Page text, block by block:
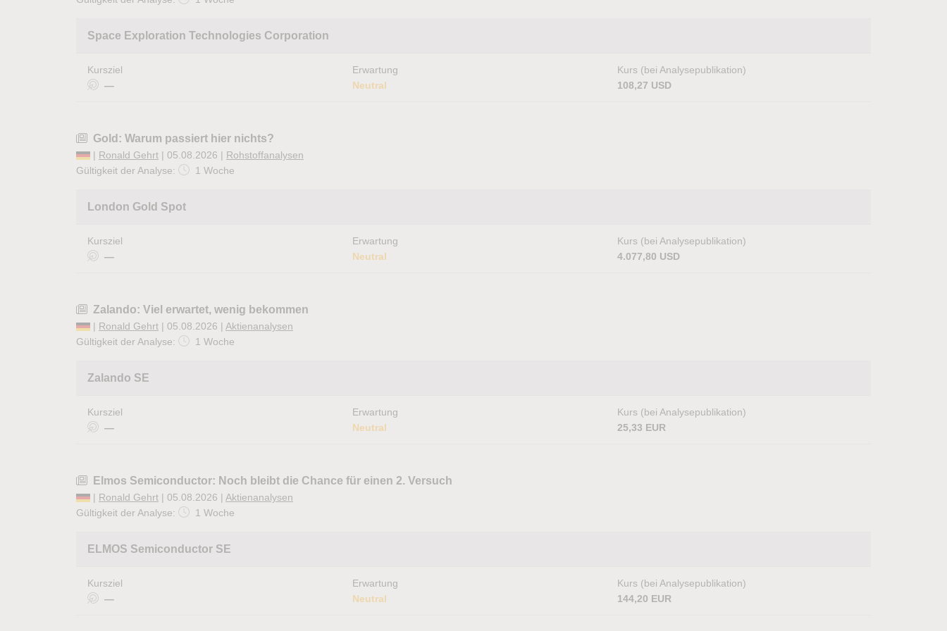
Space Exploration Technologies Corporation
Kursziel
—
Erwartung
Neutral
Kurs (bei Analysepublikation)
108,27 USD
Gold: Warum passiert hier nichts?
| Ronald Gehrt | 05.08.2026 | Rohstoffanalysen
Gültigkeit der Analyse:
1 Woche
London Gold Spot
Kursziel
—
Erwartung
Neutral
Kurs (bei Analysepublikation)
4.077,80 USD
Zalando: Viel erwartet, wenig bekommen
| Ronald Gehrt | 05.08.2026 | Aktienanalysen
Gültigkeit der Analyse:
1 Woche
Zalando SE
Kursziel
—
Erwartung
Neutral
Kurs (bei Analysepublikation)
25,33 EUR
Elmos Semiconductor: Noch bleibt die Chance für einen 2. Versuch
| Ronald Gehrt | 05.08.2026 | Aktienanalysen
Gültigkeit der Analyse:
1 Woche
ELMOS Semiconductor SE
Kursziel
—
Erwartung
Neutral
Kurs (bei Analysepublikation)
144,20 EUR